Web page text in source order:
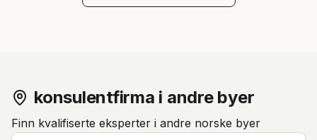
konsulentfirma i andre byer
Finn kvalifiserte eksperter i andre norske byer